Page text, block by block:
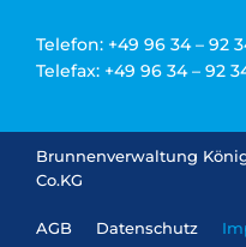
Telefon: +49 96 34 – 92
Telefax: +49 96 34 – 92
Brunnenverwaltung
Co.KG
AGB Datenschutz